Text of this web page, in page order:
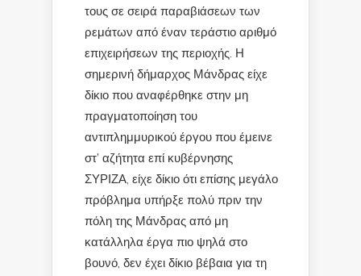
τους σε σειρά παραβιάσεων των
ρεμάτων από έναν τεράστιο αριθμό
επιχειρήσεων της περιοχής. Η
σημερινή δήμαρχος Μάνδρας είχε
δίκιο που αναφέρθηκε στην μη
πραγματοποίηση του
αντιπλημμυρικού έργου που έμεινε
στ’ αζήτητα επί κυβέρνησης
ΣΥΡΙΖΑ, είχε δίκιο ότι επίσης μεγάλο
πρόβλημα υπήρξε πολύ πριν την
πόλη της Μάνδρας από μη
κατάλληλα έργα πιο ψηλά στο
βουνό, δεν έχει δίκιο βέβαια για τη